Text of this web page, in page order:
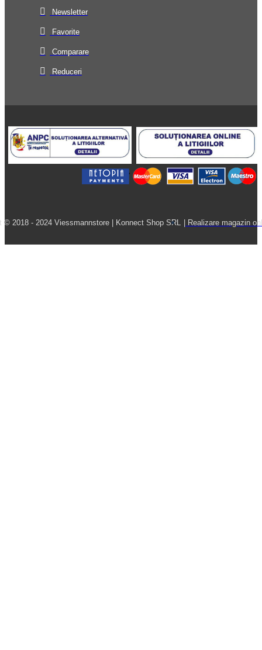
Newsletter
Favorite
Comparare
Reduceri
© 2018 - 2024 Viessmannstore | Konnect Shop SRL | Realizare magazin